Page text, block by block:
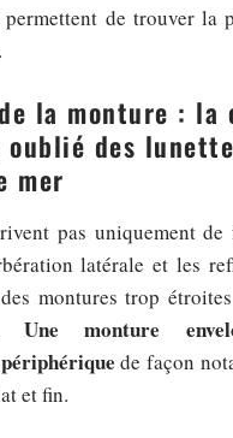
permettent de trouver la
la monture : la
des
mer
pas uniquement
latérale et les
montures trop
Une monture
de façon
et fin.